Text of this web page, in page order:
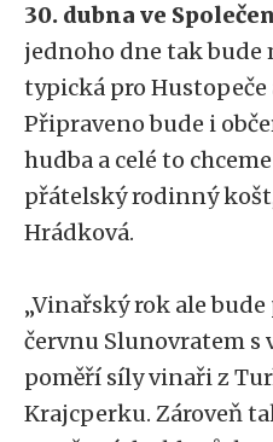
30. dubna ve
jednoho dne tak
typická pro
Připraveno bude i
hudba a celé to
přátelský rodinný
Hrádková.
„Vinařský rok ale
červnu Slunovratem s
poměří síly vinaři z
Krajcperku. Zároveň